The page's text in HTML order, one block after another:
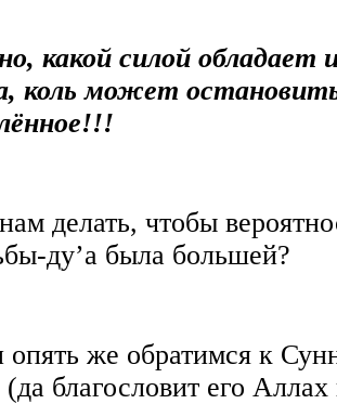
какой силой обладает
коль может
делать, чтобы
ду’а была большей?
опять же обратимся к
благословит его Аллах